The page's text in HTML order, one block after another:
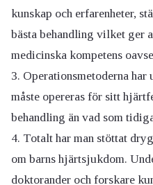
kunskap och erfarenheter,
bästa behandling vilket ger
medicinska kompetens
Operationsmetoderna
måste opereras för sitt
behandling än vad som
Totalt har man stöttat
om barns hjärtsjukdom.
doktorander och forskare